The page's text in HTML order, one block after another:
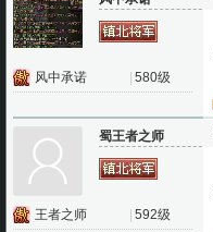
风中承诺 580级
蜀王者之师
王者之师 592级